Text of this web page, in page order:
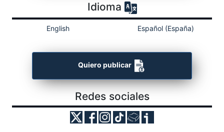
Idioma
English Español (España)
Quiero publicar
Redes sociales